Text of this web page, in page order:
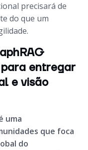
precisará de
do que um
entregar
e visão
uma
que foca
do